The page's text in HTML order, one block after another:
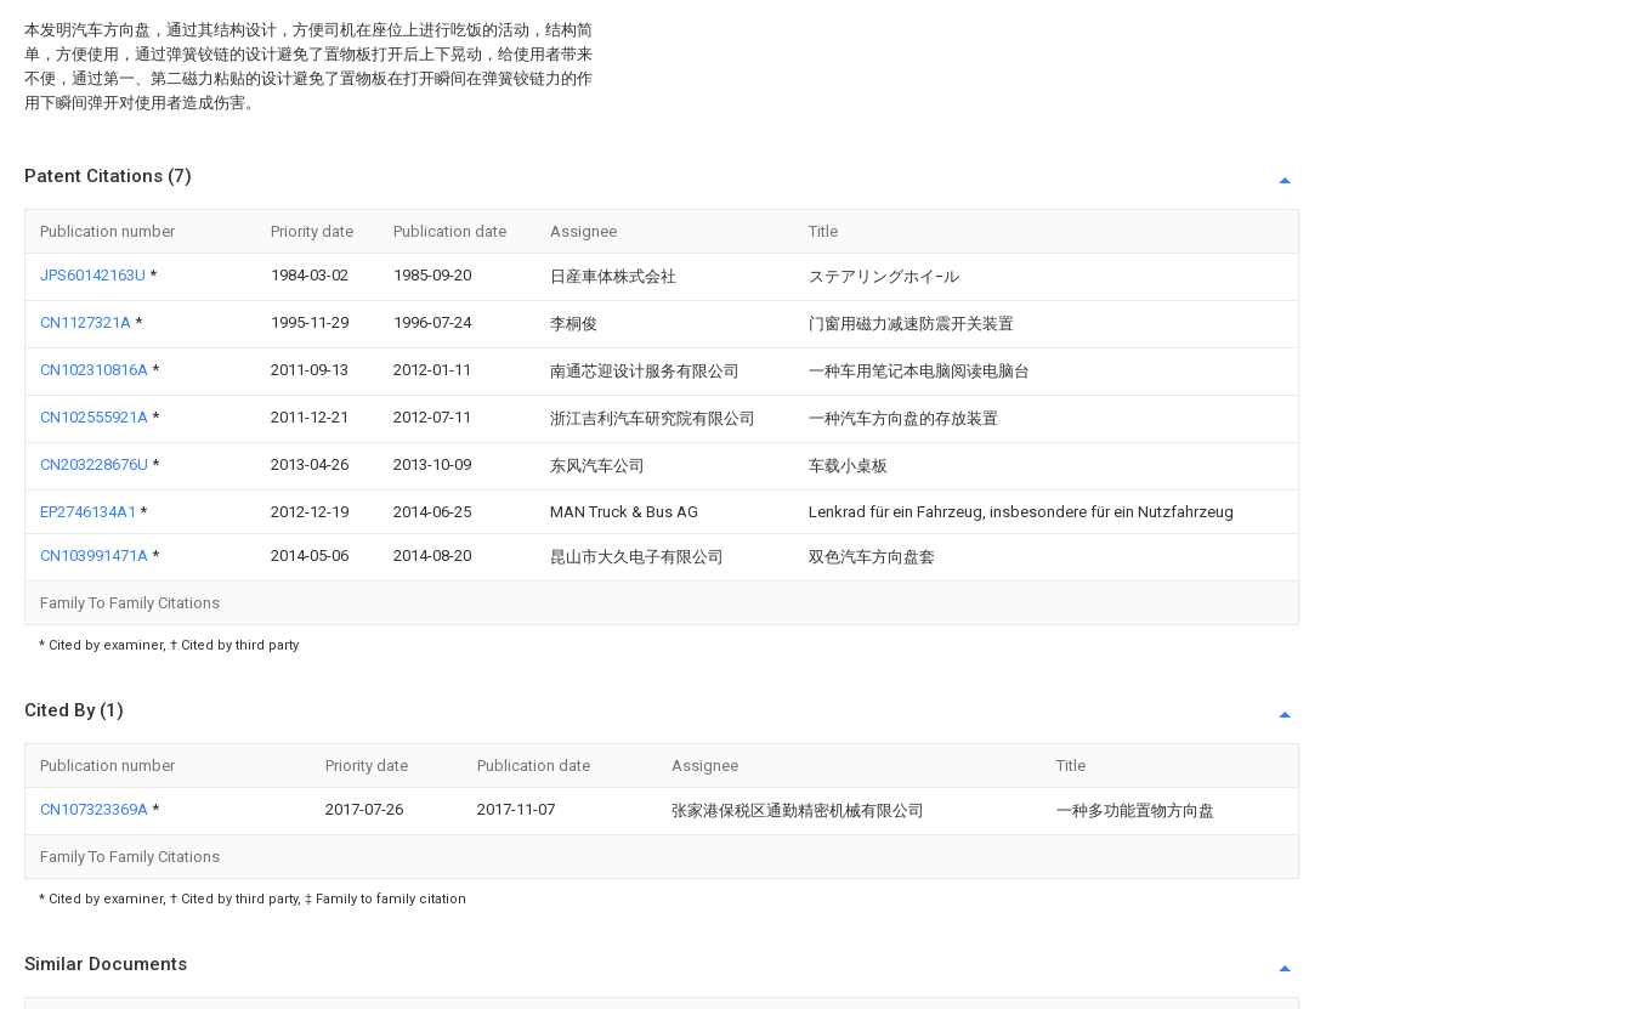
本发明汽车方向盘，通过其结构设计，方便司机在座位上进行吃饭的活动，结构简
单，方便使用，通过弹簧铰链的设计避免了置物板打开后上下晃动，给使用者带来
不便，通过第一、第二磁力粘贴的设计避免了置物板在打开瞬间在弹簧铰链力的作
用下瞬间弹开对使用者造成伤害。
Patent Citations (7)
Publication number Priority date Publication date Assignee Title
JPS60142163U * 1984-03-02 1985-09-20 日産車体株式会社 ステアリングホイ−ル
CN1127321A * 1995-11-29 1996-07-24 李桐俊 门窗用磁力减速防震开关装置
CN102310816A * 2011-09-13 2012-01-11 南通芯迎设计服务有限公司 一种车用笔记本电脑阅读电脑台
CN102555921A * 2011-12-21 2012-07-11 浙江吉利汽车研究院有限公司 一种汽车方向盘的存放装置
CN203228676U * 2013-04-26 2013-10-09 东风汽车公司 车载小桌板
EP2746134A1 * 2012-12-19 2014-06-25 MAN Truck & Bus AG Lenkrad für ein Fahrzeug, insbesondere für ein Nutzfahrzeug
CN103991471A * 2014-05-06 2014-08-20 昆山市大久电子有限公司 双色汽车方向盘套
Family To Family Citations
* Cited by examiner, † Cited by third party
Cited By (1)
Publication number Priority date Publication date Assignee Title
CN107323369A * 2017-07-26 2017-11-07 张家港保税区通勤精密机械有限公司 一种多功能置物方向盘
Family To Family Citations
* Cited by examiner, † Cited by third party, ‡ Family to family citation
Similar Documents